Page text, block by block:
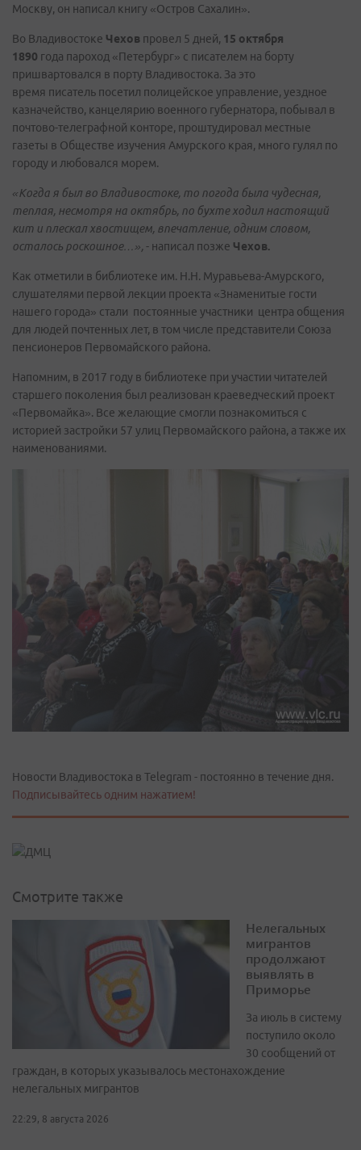
Москву, он написал книгу «Остров Сахалин».
Во Владивостоке Чехов провел 5 дней, 15 октября
1890 года пароход «Петербург» с писателем на борту
пришвартовался в порту Владивостока. За это
время писатель посетил полицейское управление, уездное
казначейство, канцелярию военного губернатора, побывал в
почтово-телеграфной конторе, проштудировал местные
газеты в Обществе изучения Амурского края, много гулял по
городу и любовался морем.
«Когда я был во Владивостоке, то погода была чудесная,
теплая, несмотря на октябрь, по бухте ходил настоящий
кит и плескал хвостищем, впечатление, одним словом,
осталось роскошное…»,- написал позже Чехов.
Как отметили в библиотеке им. Н.Н. Муравьева-Амурского,
слушателями первой лекции проекта «Знаменитые гости
нашего города» стали постоянные участники центра общения
для людей почтенных лет, в том числе представители Союза
пенсионеров Первомайского района.
Напомним, в 2017 году в библиотеке при участии читателей
старшего поколения был реализован краеведческий проект
«Первомайка». Все желающие смогли познакомиться с
историей застройки 57 улиц Первомайского района, а также их
наименованиями.
Новости Владивостока в Telegram - постоянно в течение дня.
Подписывайтесь одним нажатием!
Смотрите также
Нелегальных
мигрантов
продолжают
выявлять в
Приморье
За июль в систему
поступило около
30 сообщений от
граждан, в которых указывалось местонахождение
нелегальных мигрантов
22:29, 8 августа 2026